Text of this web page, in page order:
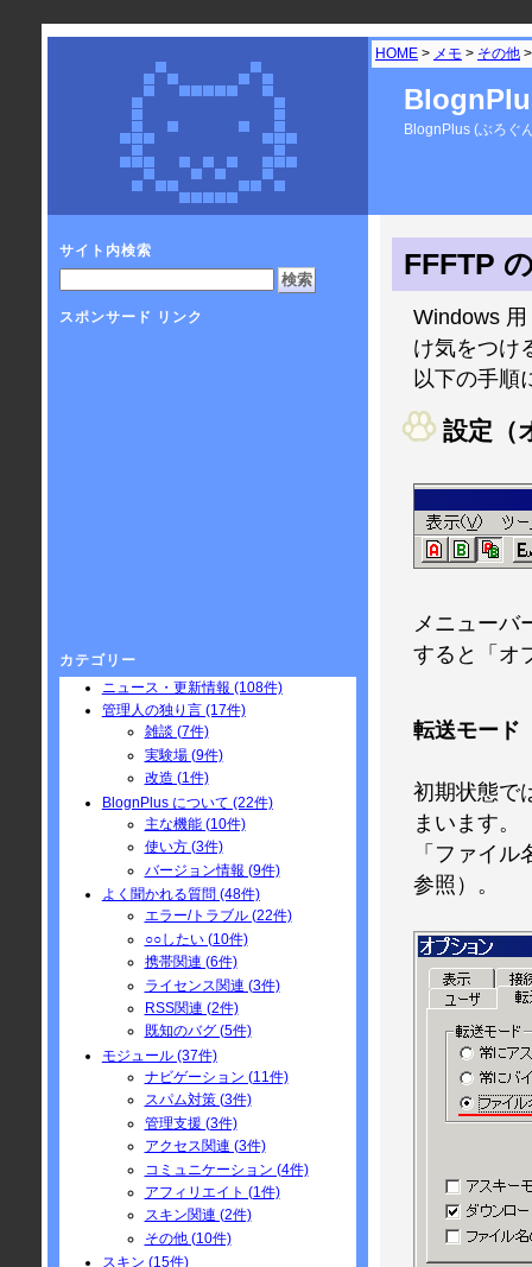
HOME > メモ > その他
BlognPlus (ぶろぐ
FFFTP
Windows
け気をつけ
以下の手順
設定（
メニューバ
すると「オ
転送モード
初期状態で
まいます。
「ファイ
参照）。
サイト内検索
スポンサード リンク
カテゴリー
ニュース・更新情報 (108件)
管理人の独り言 (17件)
雑談 (7件)
実験場 (9件)
改造 (1件)
BlognPlus について (22件)
主な機能 (10件)
使い方 (3件)
バージョン情報 (9件)
よく聞かれる質問 (48件)
エラー/トラブル (22件)
○○したい (10件)
携帯関連 (6件)
ライセンス関連 (3件)
RSS関連 (2件)
既知のバグ (5件)
モジュール (37件)
ナビゲーション (11件)
スパム対策 (3件)
管理支援 (3件)
アクセス関連 (3件)
コミュニケーション (4件)
アフィリエイト (1件)
スキン関連 (2件)
その他 (10件)
スキン (15件)